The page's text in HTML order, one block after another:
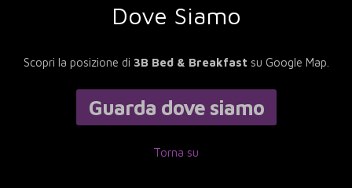
Dove Siamo
Scopri la posizione di 3B Bed & Breakfast su Google Map.
Guarda dove siamo
Torna su